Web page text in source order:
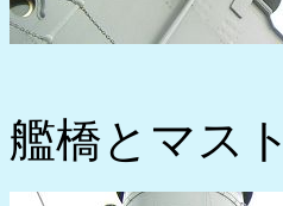
艦橋とマス